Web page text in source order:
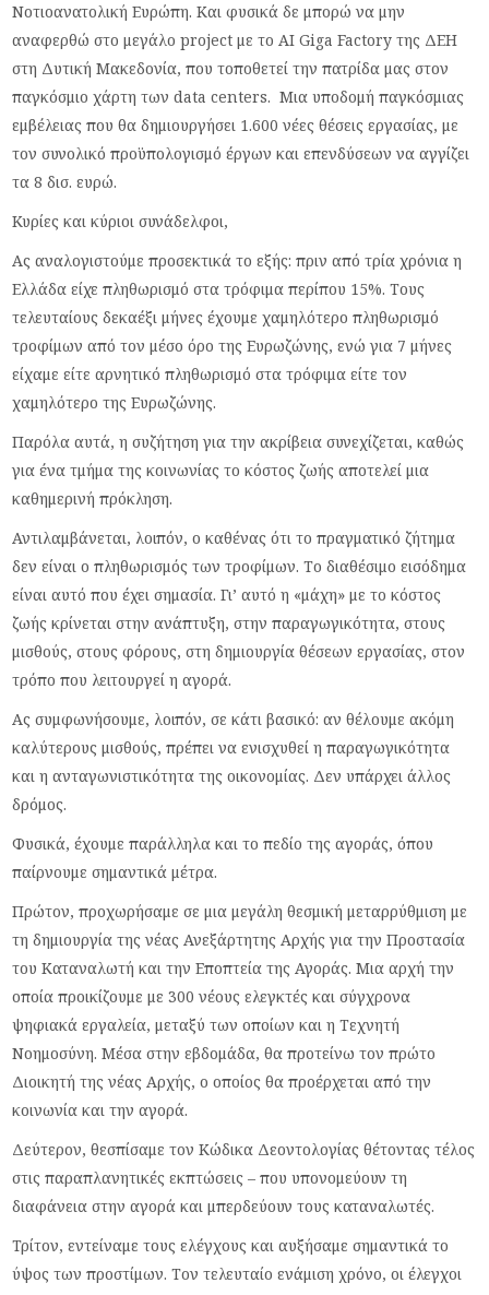
Νοτιοανατολική Ευρώπη. Και φυσικά δε μπορώ να μην
αναφερθώ στο μεγάλο project με το AΙ Giga Factory της ΔΕΗ
στη Δυτική Μακεδονία, που τοποθετεί την πατρίδα μας στον
παγκόσμιο χάρτη των data centers. Μια υποδομή παγκόσμιας
εμβέλειας που θα δημιουργήσει 1.600 νέες θέσεις εργασίας, με
τον συνολικό προϋπολογισμό έργων και επενδύσεων να αγγίζει
τα 8 δισ. ευρώ.
Κυρίες και κύριοι συνάδελφοι,
Ας αναλογιστούμε προσεκτικά το εξής: πριν από τρία χρόνια η
Ελλάδα είχε πληθωρισμό στα τρόφιμα περίπου 15%. Τους
τελευταίους δεκαέξι μήνες έχουμε χαμηλότερο πληθωρισμό
τροφίμων από τον μέσο όρο της Ευρωζώνης, ενώ για 7 μήνες
είχαμε είτε αρνητικό πληθωρισμό στα τρόφιμα είτε τον
χαμηλότερο της Ευρωζώνης.
Παρόλα αυτά, η συζήτηση για την ακρίβεια συνεχίζεται, καθώς
για ένα τμήμα της κοινωνίας το κόστος ζωής αποτελεί μια
καθημερινή πρόκληση.
Αντιλαμβάνεται, λοιπόν, ο καθένας ότι το πραγματικό ζήτημα
δεν είναι ο πληθωρισμός των τροφίμων. Το διαθέσιμο εισόδημα
είναι αυτό που έχει σημασία. Γι’ αυτό η «μάχη» με το κόστος
ζωής κρίνεται στην ανάπτυξη, στην παραγωγικότητα, στους
μισθούς, στους φόρους, στη δημιουργία θέσεων εργασίας, στον
τρόπο που λειτουργεί η αγορά.
Ας συμφωνήσουμε, λοιπόν, σε κάτι βασικό: αν θέλουμε ακόμη
καλύτερους μισθούς, πρέπει να ενισχυθεί η παραγωγικότητα
και η ανταγωνιστικότητα της οικονομίας. Δεν υπάρχει άλλος
δρόμος.
Φυσικά, έχουμε παράλληλα και το πεδίο της αγοράς, όπου
παίρνουμε σημαντικά μέτρα.
Πρώτον, προχωρήσαμε σε μια μεγάλη θεσμική μεταρρύθμιση με
τη δημιουργία της νέας Ανεξάρτητης Αρχής για την Προστασία
του Καταναλωτή και την Εποπτεία της Αγοράς. Μια αρχή την
οποία προικίζουμε με 300 νέους ελεγκτές και σύγχρονα
ψηφιακά εργαλεία, μεταξύ των οποίων και η Τεχνητή
Νοημοσύνη. Μέσα στην εβδομάδα, θα προτείνω τον πρώτο
Διοικητή της νέας Αρχής, ο οποίος θα προέρχεται από την
κοινωνία και την αγορά.
Δεύτερον, θεσπίσαμε τον Κώδικα Δεοντολογίας θέτοντας τέλος
στις παραπλανητικές εκπτώσεις – που υπονομεύουν τη
διαφάνεια στην αγορά και μπερδεύουν τους καταναλωτές.
Τρίτον, εντείναμε τους ελέγχους και αυξήσαμε σημαντικά το
ύψος των προστίμων. Τον τελευταίο ενάμιση χρόνο, οι έλεγχοι